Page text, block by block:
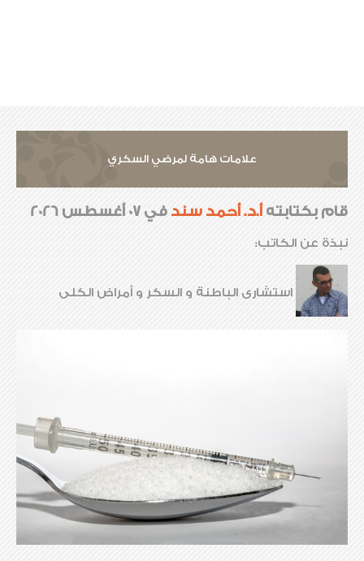
علامات هامة لمرضي السكري
قام بكتابته أ.د. أحمد سند في 07 أغسطس 2026
نبذة عن الكاتب:
استشارى الباطنة و السكر و أمراض الكلى